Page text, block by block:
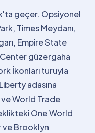
geçer. Opsiyonel
Times Meydanı,
Empire State
Center güzergaha
İkonları turuyla
adasına
World Trade
One World
ve Brooklyn